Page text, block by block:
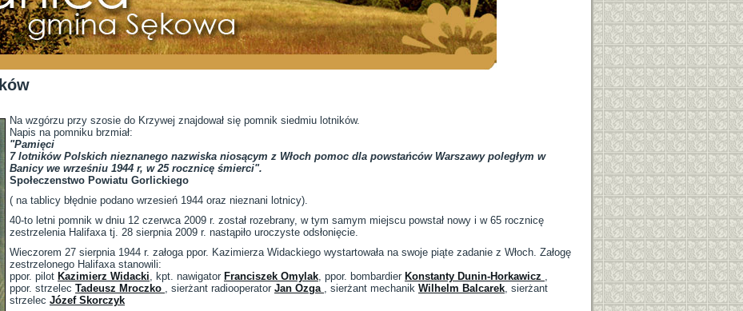
Na wzgórzu przy szosie do Krzywej znajdował się pomnik siedmiu lotników.
Napis na pomniku brzmiał:
"Pamięci
7 lotników Polskich nieznanego nazwiska niosącym z Włoch pomoc dla powstańców Warszawy poległym w
Banicy we wrześniu 1944 r, w 25 rocznicę śmierci".
Społeczenstwo Powiatu Gorlickiego
( na tablicy błędnie podano wrzesień 1944 oraz nieznani lotnicy).
40-to letni pomnik w dniu 12 czerwca 2009 r. został rozebrany, w tym samym miejscu powstał nowy i w 65 rocznicę
zestrzelenia Halifaxa tj. 28 sierpnia 2009 r. nastąpiło uroczyste odsłonięcie.
Wieczorem 27 sierpnia 1944 r. załoga ppor. Kazimierza Widackiego wystartowała na swoje piąte zadanie z Włoch. Załogę
zestrzelonego Halifaxa stanowili:
ppor. pilot Kazimierz Widacki, kpt. nawigator Franciszek Omylak, ppor. bombardier Konstanty Dunin-Horkawicz ,
ppor. strzelec Tadeusz Mroczko , sierżant radiooperator Jan Ozga , sierżant mechanik Wilhelm Balcarek, sierżant
strzelec Józef Skorczyk